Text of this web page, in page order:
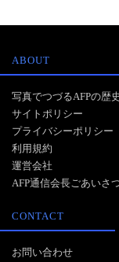
ABOUT
写真でつづるAFPの歴史
サイトポリシー
プライバシーポリシー
利用規約
運営会社
AFP通信会長ごあいさ
CONTACT
お問い合わせ